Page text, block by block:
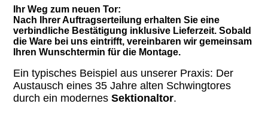
Ihr Weg zum neuen Tor:
Nach Ihrer Auftragserteilung erhalten Sie eine
verbindliche Bestätigung inklusive Lieferzeit. Sobald
die Ware bei uns eintrifft, vereinbaren wir gemeinsam
Ihren Wunschtermin für die Montage.
Ein typisches Beispiel aus unserer Praxis: Der
Austausch eines 35 Jahre alten Schwingtores
durch ein modernesSektionaltor.